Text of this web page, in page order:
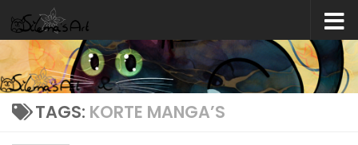
Skip to content
TAGS: KORTE MANGA’S